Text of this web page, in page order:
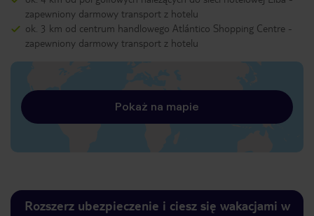
zapewniony darmowy transport z hotelu
ok. 3 km od centrum handlowego Atlántico Shopping Centre -
zapewniony darmowy transport z hotelu
Pokaż na mapie
Rozszerz ubezpieczenie i ciesz się wakacjami w